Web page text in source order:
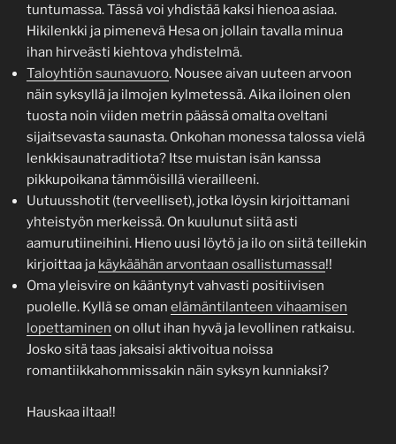
tuntumassa. Tässä voi yhdistää kaksi hienoa asiaa.
Hikilenkki ja pimenevä Hesa on jollain tavalla minua
ihan hirveästi kiehtova yhdistelmä.
Taloyhtiön saunavuoro. Nousee aivan uuteen arvoon
näin syksyllä ja ilmojen kylmetessä. Aika iloinen olen
tuosta noin viiden metrin päässä omalta oveltani
sijaitsevasta saunasta. Onkohan monessa talossa vielä
lenkkisaunatraditiota? Itse muistan isän kanssa
pikkupoikana tämmöisillä vierailleeni.
Uutuusshotit (terveelliset), jotka löysin kirjoittamani
yhteistyön merkeissä. On kuulunut siitä asti
aamurutiineihini. Hieno uusi löytö ja ilo on siitä teillekin
kirjoittaa ja käykäähän arvontaan osallistumassa!!
Oma yleisvire on kääntynyt vahvasti positiivisen
puolelle. Kyllä se oman elämäntilanteen vihaamisen
lopettaminen on ollut ihan hyvä ja levollinen ratkaisu.
Josko sitä taas jaksaisi aktivoitua noissa
romantiikkahommissakin näin syksyn kunniaksi?
Hauskaa iltaa!!